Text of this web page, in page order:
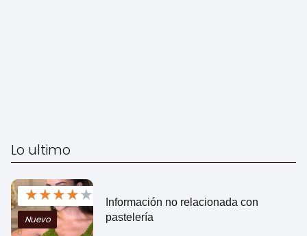
Lo ultimo
★★★★★
Nuevo
Información no relacionada con
pastelería